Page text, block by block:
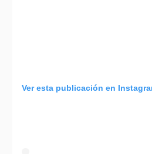
Ver esta publicación en